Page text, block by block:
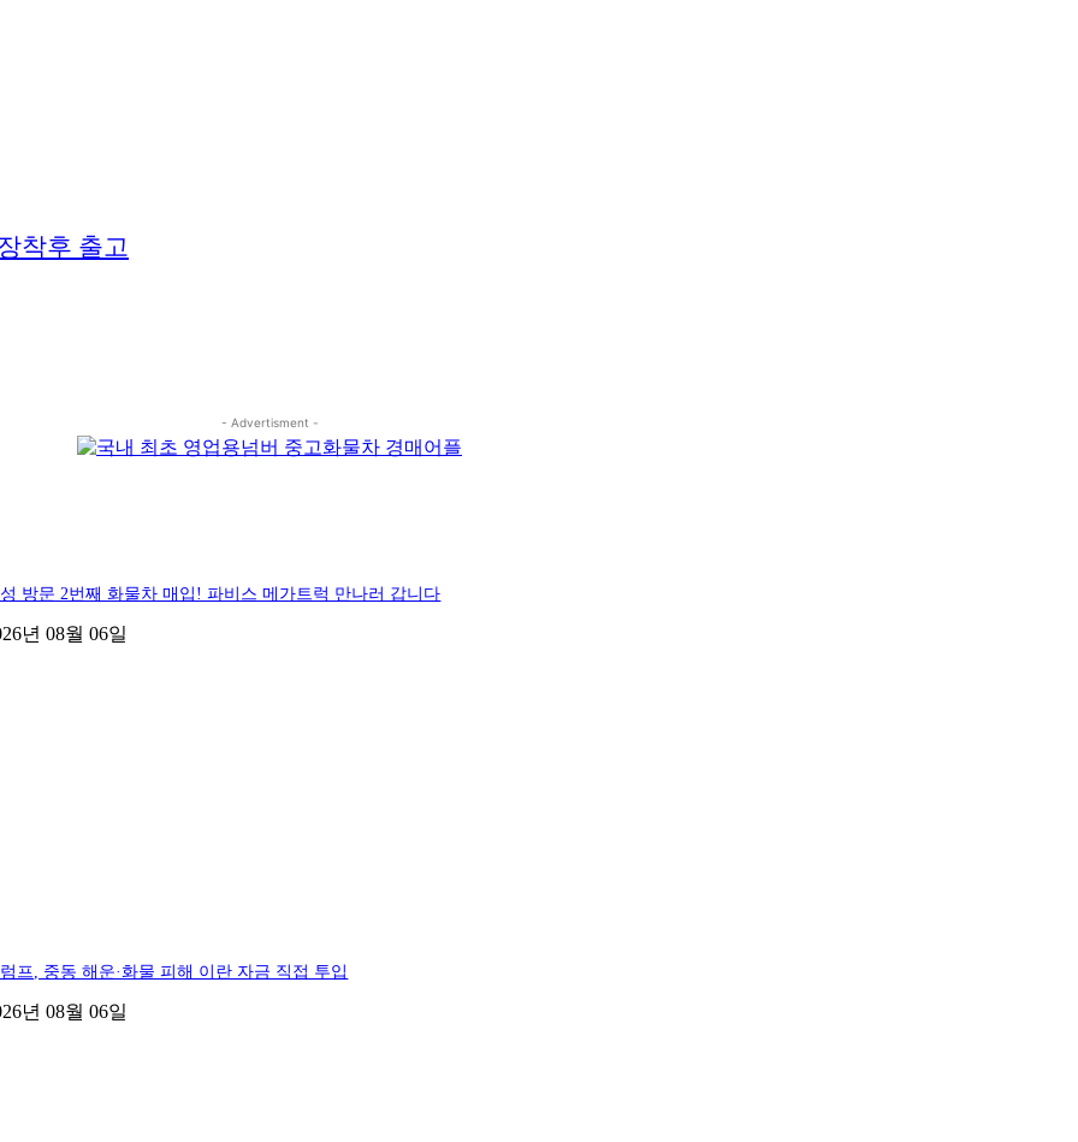
착후 출고
- Advertisment -
방문 2번째 화물차 매입! 파비스 메가트럭 만나러 갑니다
년 08월 06일
프, 중동 해운·화물 피해 이란 자금 직접 투입
년 08월 06일